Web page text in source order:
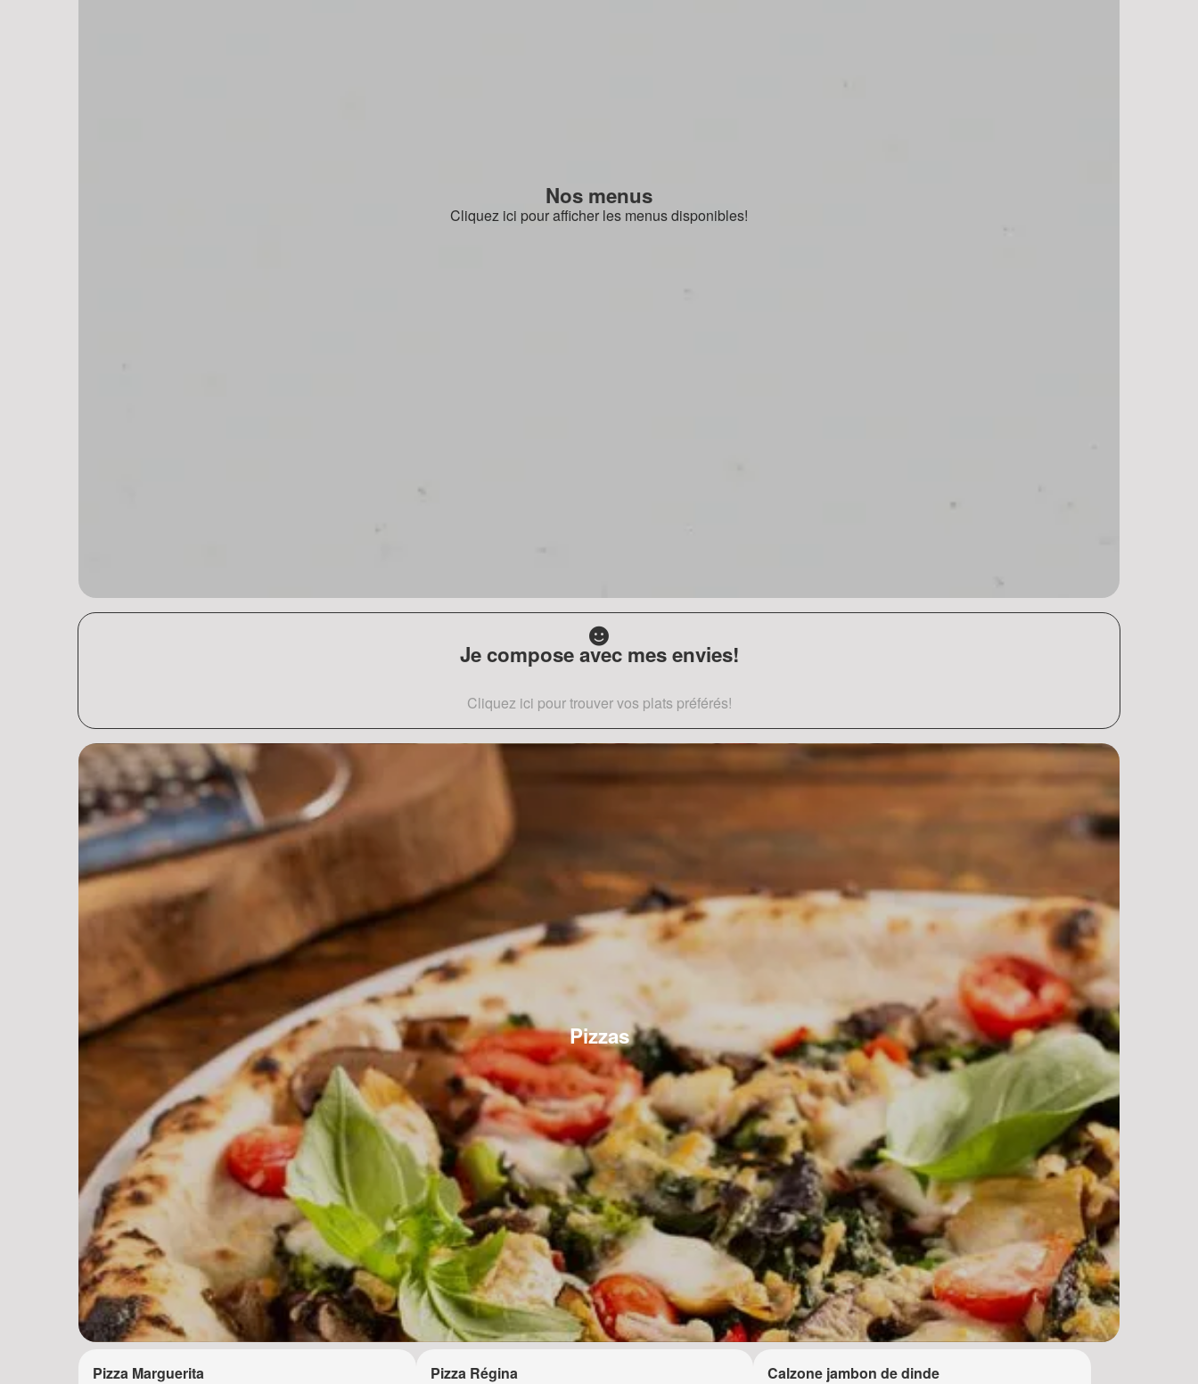
Nos menus
Cliquez ici pour afficher les menus disponibles!
Je compose avec mes envies!
Cliquez ici pour trouver vos plats préférés!
Pizzas
Pizza Marguerita Pizza Régina Calzone jambon de dinde